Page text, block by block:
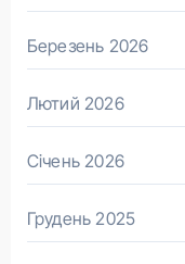
Березень 2026
Лютий 2026
Січень 2026
Грудень 2025